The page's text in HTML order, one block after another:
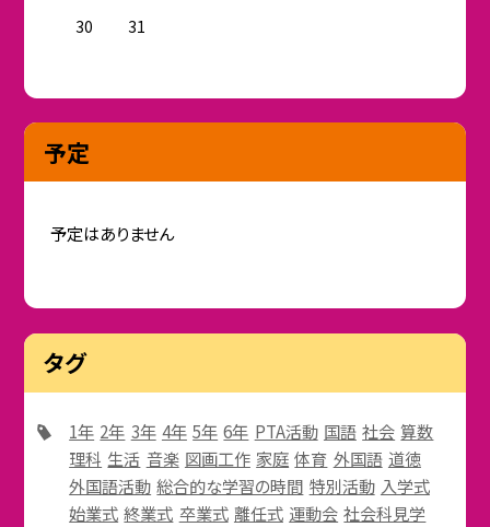
30
31
予定
予定はありません
タグ
1年 2年 3年 4年 5年 6年 PTA活動 国語 社会 算数
理科 生活 音楽 図画工作 家庭 体育 外国語 道徳
外国語活動 総合的な学習の時間 特別活動 入学式
始業式 終業式 卒業式 離任式 運動会 社会科見学